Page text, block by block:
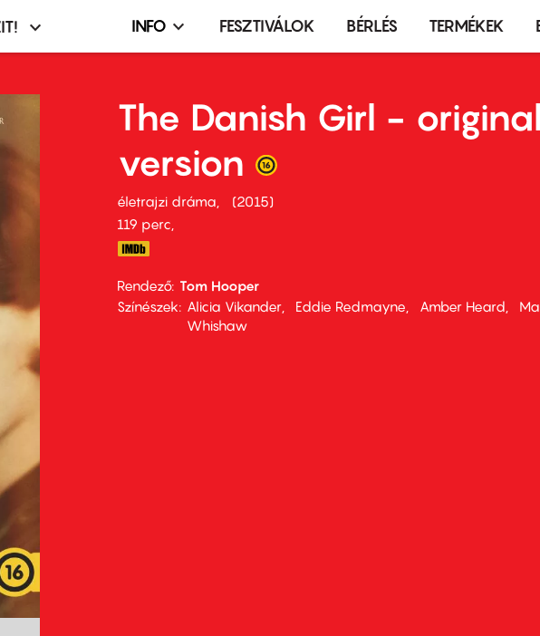
Infó,
terembérlés
menü
INFO FESZTIVÁLOK BÉRLÉS TERMÉKEK
The Danish Girl - original
version
életrajzi dráma
2015
119 perc,
Rendező Tom Hooper
Színészek
Alicia Vikander Eddie Redmayne Amber Heard
Whishaw